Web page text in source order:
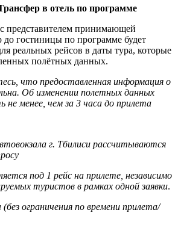
в отель по программе
представителем принимающей
гостиницы по программе будет
реальных рейсов в даты тура, которые
полётных данных.
что предоставленная информация о
Об изменении полетных данных
не менее, чем за 3 часа до прилета
г. Тбилиси рассчитываются
под 1 рейс на прилете, независимо
туристов в рамках одной заявки.
ограничения по времени прилета/